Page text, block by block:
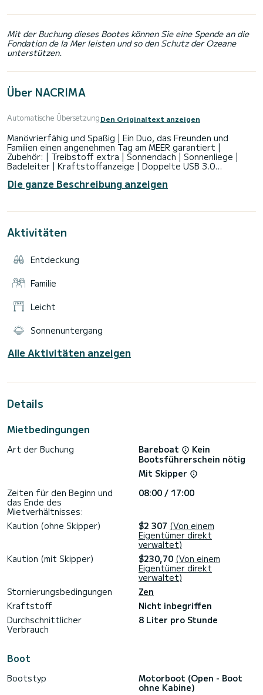
Mit der Buchung dieses Bootes können Sie eine Spende an die
Fondation de la Mer leisten und so den Schutz der Ozeane
unterstützen.
Über NACRIMA
Automatische ÜbersetzungDen Originaltext anzeigen
Manövrierfähig und Spaßig | Ein Duo, das Freunden und
Familien einen angenehmen Tag am MEER garantiert |
Zubehör: | Treibstoff extra | Sonnendach | Sonnenliege |
Badeleiter | Kraftstoffanzeige | Doppelte USB 3.0
das wundervolle Golf der Dichter zu zeigen und zu besuchen,
wo du Buchten und bezaubernde Strände besuchen kannst,
Die ganze Beschreibung anzeigen
Aktivitäten
Entdeckung
Familie
Leicht
Sonnenuntergang
Alle Aktivitäten anzeigen
Details
Mietbedingungen
Art der Buchung Bareboat
Kein
Bootsführerschein nötig
Mit Skipper
Zeiten für den Beginn und
das Ende des
Mietverhältnisses:
08:00 / 17:00
Kaution (ohne Skipper) $2 307 (Von einem
Eigentümer direkt
verwaltet)
Kaution (mit Skipper)
$230,70 (Von einem
Eigentümer direkt
verwaltet)
Stornierungsbedingungen
Zen
Kraftstoff
Nicht inbegriffen
Durchschnittlicher
Verbrauch
8 Liter pro Stunde
Boot
Bootstyp
Motorboot (Open - Boot
ohne Kabine)